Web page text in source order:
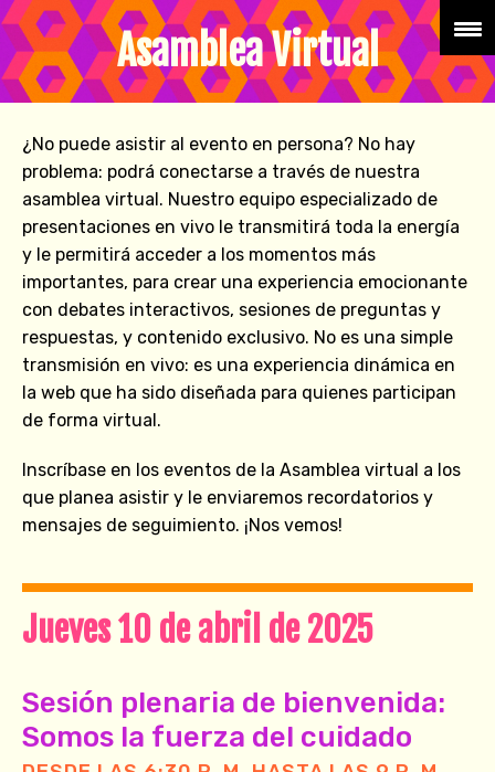
Asamblea Virtual
¿No puede asistir al evento en persona? No hay
problema: podrá conectarse a través de nuestra
asamblea virtual. Nuestro equipo especializado de
presentaciones en vivo le transmitirá toda la energía
y le permitirá acceder a los momentos más
importantes, para crear una experiencia emocionante
con debates interactivos, sesiones de preguntas y
respuestas, y contenido exclusivo. No es una simple
transmisión en vivo: es una experiencia dinámica en
la web que ha sido diseñada para quienes participan
de forma virtual.
Inscríbase en los eventos de la Asamblea virtual a los
que planea asistir y le enviaremos recordatorios y
mensajes de seguimiento. ¡Nos vemos!
Jueves 10 de abril de 2025
Sesión plenaria de bienvenida:
Somos la fuerza del cuidado